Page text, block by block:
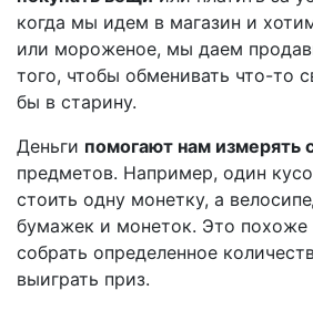
когда мы идем в магазин и
или мороженое, мы даем
того, чтобы обменивать что-то
бы в старину.
Деньги помогают нам измерять
предметов. Например, один
стоить одну монетку, а
бумажек и монеток. Это похоже
собрать определенное
выиграть приз.